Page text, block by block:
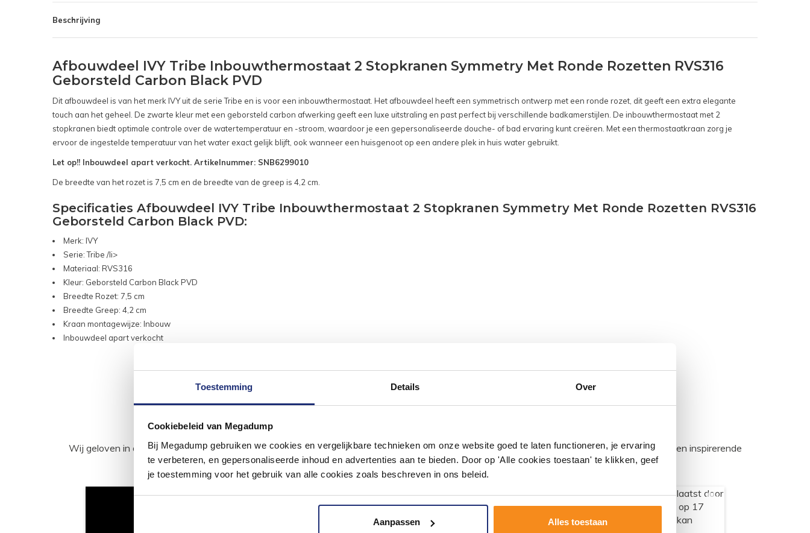
Toestemming Details Over
Cookiebeleid van Megadump
Bij Megadump gebruiken we cookies en vergelijkbare technieken om onze website goed te laten functioneren, je ervaring
te verbeteren, en gepersonaliseerde inhoud en advertenties aan te bieden. Door op 'Alle cookies toestaan' te klikken, geef
je toestemming voor het gebruik van alle cookies zoals beschreven in ons beleid.
Aanpassen Alles toestaan
Beschrijving
Afbouwdeel IVY Tribe Inbouwthermostaat 2 Stopkranen Symmetry Met Ronde Rozetten RVS316
Geborsteld Carbon Black PVD
Dit afbouwdeel is van het merk IVY uit de serie Tribe en is voor een inbouwthermostaat. Het afbouwdeel heeft een symmetrisch ontwerp met een ronde rozet, dit geeft een extra elegante
touch aan het geheel. De zwarte kleur met een geborsteld carbon afwerking geeft een luxe uitstraling en past perfect bij verschillende badkamerstijlen. De inbouwthermostaat met 2
stopkranen biedt optimale controle over de watertemperatuur en -stroom, waardoor je een gepersonaliseerde douche- of bad ervaring kunt creëren. Met een thermostaatkraan zorg je
ervoor de ingestelde temperatuur van het water exact gelijk blijft, ook wanneer een huisgenoot op een andere plek in huis water gebruikt.
Let op!! Inbouwdeel apart verkocht. Artikelnummer: SNB6299010
De breedte van het rozet is 7,5 cm en de breedte van de greep is 4,2 cm.
Specificaties Afbouwdeel IVY Tribe Inbouwthermostaat 2 Stopkranen Symmetry Met Ronde Rozetten RVS316
Geborsteld Carbon Black PVD:
Merk: IVY
Serie: Tribe /li>
Materiaal: RVS316
Kleur: Geborsteld Carbon Black PVD
Breedte Rozet: 7,5 cm
Breedte Greep: 4,2 cm
Kraan montagewijze: Inbouw
Inbouwdeel apart verkocht
Wij geloven in de kracht van delen. Deel jouw badkamer op Instagram met #mijndroombadkamer en tag @megadumpnl. Samen bouwen we een inspirerende
omgeving vol met unieke badkamerstijlen. Doe je mee?